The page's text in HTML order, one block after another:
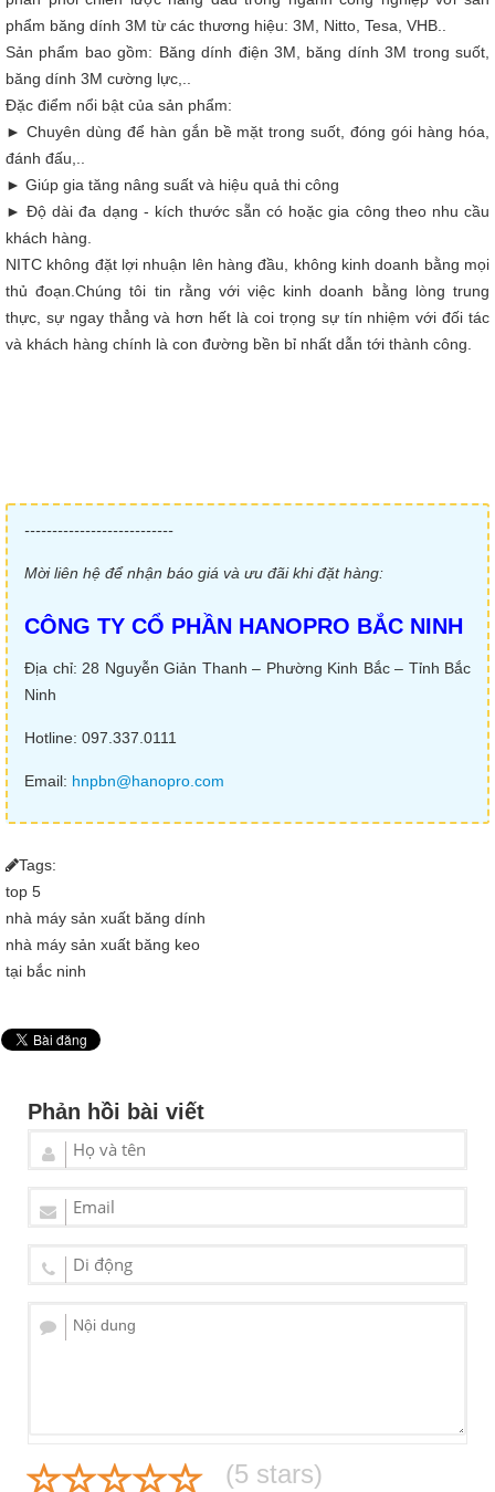
phẩm băng dính 3M từ các thương hiệu: 3M, Nitto, Tesa, VHB..
Sản phẩm bao gồm: Băng dính điện 3M, băng dính 3M trong suốt,
băng dính 3M cường lực,..
Đặc điểm nổi bật của sản phẩm:
► Chuyên dùng để hàn gắn bề mặt trong suốt, đóng gói hàng hóa,
đánh đấu,..
► Giúp gia tăng nâng suất và hiệu quả thi công
► Độ dài đa dạng - kích thước sẵn có hoặc gia công theo nhu cầu
khách hàng.
NITC không đặt lợi nhuận lên hàng đầu, không kinh doanh bằng mọi
thủ đoạn.Chúng tôi tin rằng với việc kinh doanh bằng lòng trung
thực, sự ngay thẳng và hơn hết là coi trọng sự tín nhiệm với đối tác
và khách hàng chính là con đường bền bỉ nhất dẫn tới thành công.
---------------------------
Mời liên hệ để nhận báo giá và ưu đãi khi đặt hàng:
CÔNG TY CỔ PHẦN HANOPRO BẮC NINH
Địa chỉ: 28 Nguyễn Giản Thanh – Phường Kinh Bắc – Tỉnh Bắc
Ninh
Hotline: 097.337.0111
Email: hnpbn@hanopro.com
Tags:
top 5
nhà máy sản xuất băng dính
nhà máy sản xuất băng keo
tại bắc ninh
Phản hồi bài viết
(5 stars)